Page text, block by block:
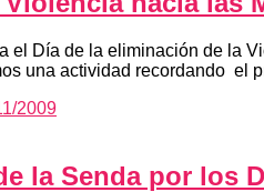
el Día de la eliminación de la
una actividad recordando el
2009
la Senda por los